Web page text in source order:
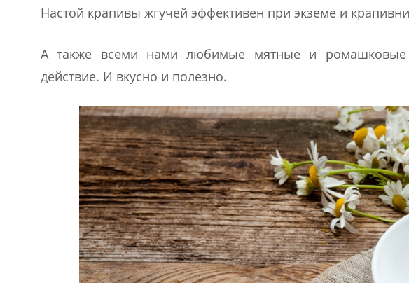
Настой крапивы жгучей эффективен при экземе и
А также всеми нами любимые мятные и ромашковые
действие. И вкусно и полезно.